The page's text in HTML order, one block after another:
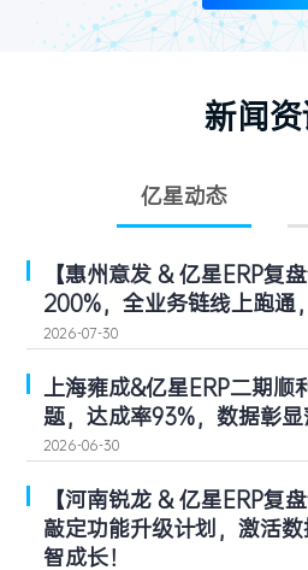
新闻
亿星动态
【惠州意发 & 亿星ERP复
200%，全业务链线上跑通
2026-07-30
上海雍成&亿星ERP二期顺
题，达成率93%，数据彰显
2026-06-30
【河南锐龙 & 亿星ERP复
敲定功能升级计划，激活
智成长！